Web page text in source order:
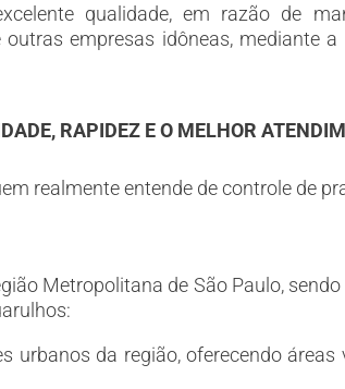
qualidade, em razão de
empresas idôneas, mediante
RAPIDEZ E O MELHOR
realmente entende de controle de
Metropolitana de São Paulo,
urbanos da região, oferecendo